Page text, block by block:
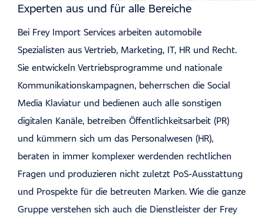
Experten aus und für alle Bereiche
Bei Frey Import Services arbeiten automobile
Spezialisten aus Vertrieb, Marketing, IT, HR und Recht.
Sie entwickeln Vertriebsprogramme und nationale
Kommunikationskampagnen, beherrschen die Social
Media Klaviatur und bedienen auch alle sonstigen
digitalen Kanäle, betreiben Öffentlichkeitsarbeit (PR)
und kümmern sich um das Personalwesen (HR),
beraten in immer komplexer werdenden rechtlichen
Fragen und produzieren nicht zuletzt PoS-Ausstattung
und Prospekte für die betreuten Marken. Wie die ganze
Gruppe verstehen sich auch die Dienstleister der Frey